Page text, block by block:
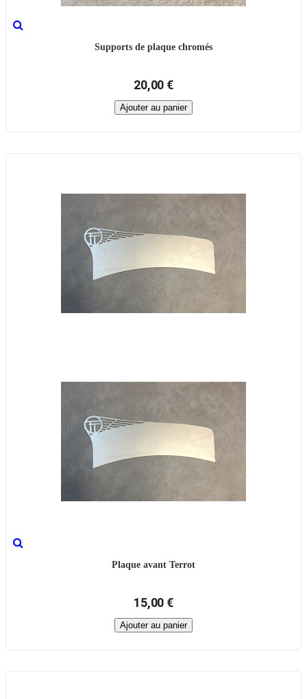
Supports de plaque chromés
20,00 €
Ajouter au panier
Plaque avant Terrot
15,00 €
Ajouter au panier